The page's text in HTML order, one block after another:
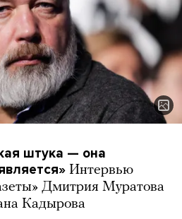
штука — она
Интервью
Дмитрия Муратова
Кадырова